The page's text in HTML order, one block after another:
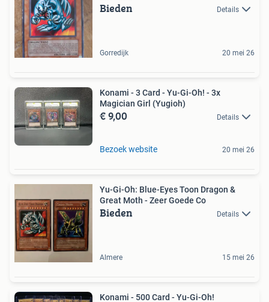
Bieden Details
Gorredijk 20 mei 26
Konami - 3 Card - Yu-Gi-Oh! - 3x
Magician Girl (Yugioh)
€ 9,00 Details
Bezoek website 20 mei 26
Yu-Gi-Oh: Blue-Eyes Toon Dragon &
Great Moth - Zeer Goede Co
Bieden Details
Almere 15 mei 26
Konami - 500 Card - Yu-Gi-Oh!